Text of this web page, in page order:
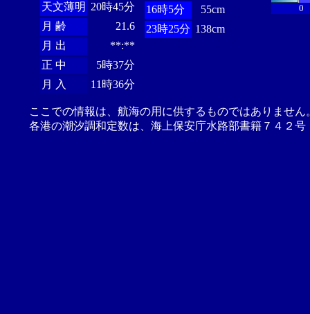
天文薄明 20時45分
月 齢
21.6
月 出
**:**
正 中
5時37分
月 入
11時36分
16時5分
55cm
23時25分 138cm
0
ここでの情報は、航海の用に供するものではありませ
各港の潮汐調和定数は、海上保安庁水路部書籍７４２